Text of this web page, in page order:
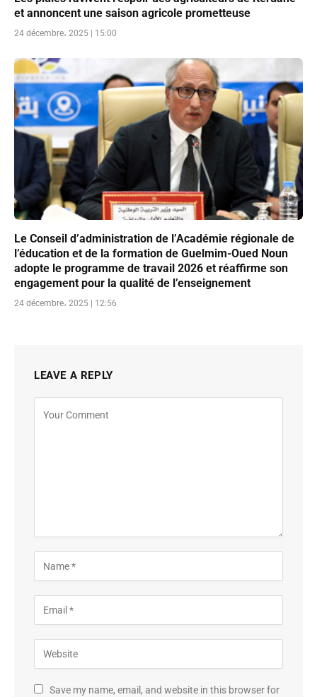
et annoncent une saison agricole prometteuse
24 décembre، 2025 | 15:00
Le Conseil d’administration de l’Académie régionale de
l’éducation et de la formation de Guelmim-Oued Noun
adopte le programme de travail 2026 et réaffirme son
engagement pour la qualité de l’enseignement
24 décembre، 2025 | 12:56
LEAVE A REPLY
Save my name, email, and website in this browser for